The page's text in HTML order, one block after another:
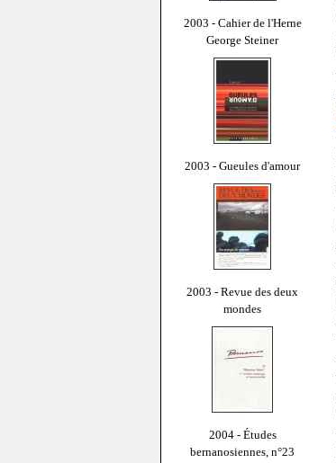
2003 - Cahier de l'Herne
George Steiner
2003 - Gueules d'amour
2003 - Revue des deux
mondes
2004 - Études
bernanosiennes, n°23